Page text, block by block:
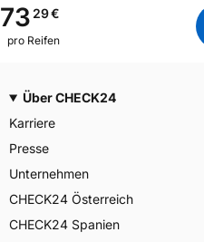
3PMSF / Alpine-Symbol
Allgemeine Produktsicherheit
73 29€
pro Reifen
Über CHECK24
Karriere
Presse
Unternehmen
CHECK24 Österreich
CHECK24 Spanien